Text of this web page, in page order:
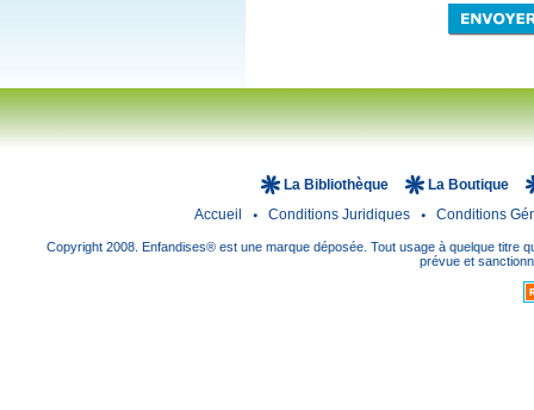
La Bibliothèque
La Boutique
Accueil
Conditions Juridiques Conditions
Copyright 2008. Enfandises® est une marque déposée. Tout usage à quelque
prévue et